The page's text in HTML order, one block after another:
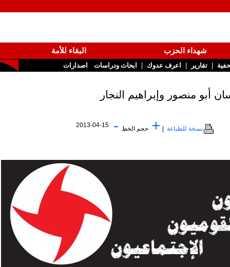
شهداء الحزب
البقاء للأمة
تقارير |اعرف عدوك|ابحاث ودراسات اصدارات
نسخة للطباعة |
+حجم الخط-
2013-04-15